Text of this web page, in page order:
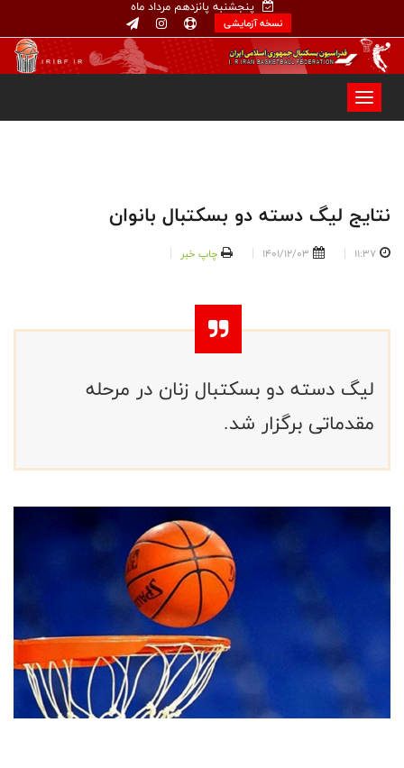
پنجشنبه پانزدهم مرداد ماه
نسخه آزمایشی
نتایج لیگ دسته دو بسکتبال بانوان
11:37
1401/12/03 چاپ خبر
لیگ دسته دو بسکتبال زنان در مرحله
مقدماتی برگزار شد.